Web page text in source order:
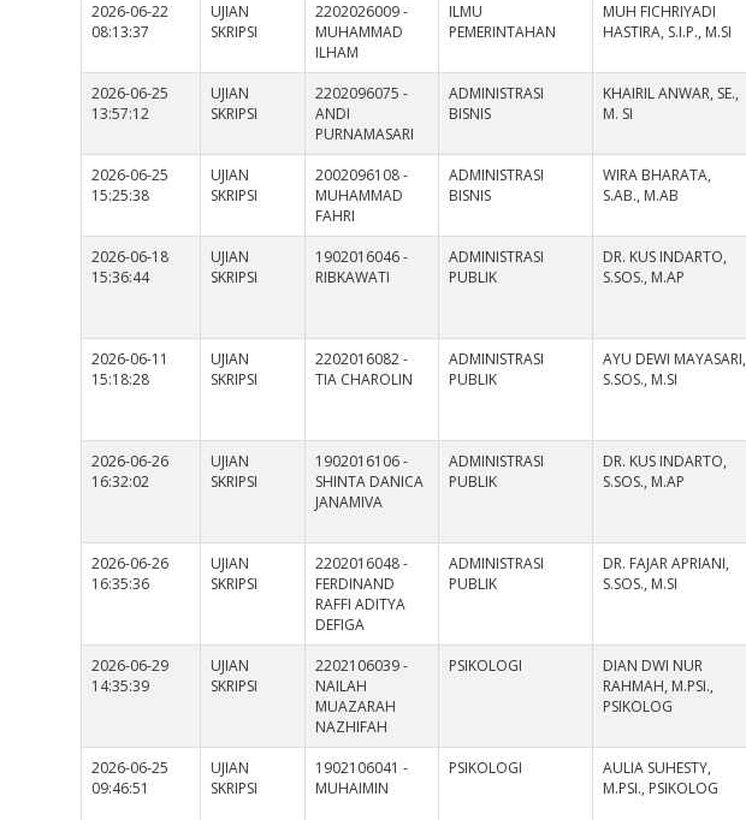
2026-06-22
08:13:37
UJIAN
SKRIPSI
2202026009 -
MUHAMMAD
ILHAM
ILMU
PEMERINTAHAN
MUH FICHRIYADI
HASTIRA, S.I.P., M.SI
2026-06-25
13:57:12
UJIAN
SKRIPSI
2202096075 -
ANDI
PURNAMASARI
ADMINISTRASI
BISNIS
KHAIRIL ANWAR, SE.,
M. SI
2026-06-25
15:25:38
UJIAN
SKRIPSI
2002096108 -
MUHAMMAD
FAHRI
ADMINISTRASI
BISNIS
WIRA BHARATA,
S.AB., M.AB
2026-06-18
15:36:44
UJIAN
SKRIPSI
1902016046 -
RIBKAWATI
ADMINISTRASI
PUBLIK
DR. KUS INDARTO,
S.SOS., M.AP
2026-06-11
15:18:28
UJIAN
SKRIPSI
2202016082 -
TIA CHAROLIN
ADMINISTRASI
PUBLIK
AYU DEWI MAYASARI,
S.SOS., M.SI
2026-06-26
16:32:02
UJIAN
SKRIPSI
1902016106 -
SHINTA DANICA
JANAMIVA
ADMINISTRASI
PUBLIK
DR. KUS INDARTO,
S.SOS., M.AP
2026-06-26
16:35:36
UJIAN
SKRIPSI
2202016048 -
FERDINAND
RAFFI ADITYA
DEFIGA
ADMINISTRASI
PUBLIK
DR. FAJAR APRIANI,
S.SOS., M.SI
2026-06-29
14:35:39
UJIAN
SKRIPSI
2202106039 -
NAILAH
MUAZARAH
NAZHIFAH
PSIKOLOGI
DIAN DWI NUR
RAHMAH, M.PSI.,
PSIKOLOG
2026-06-25
09:46:51
UJIAN
SKRIPSI
1902106041 -
MUHAIMIN
PSIKOLOGI
AULIA SUHESTY,
M.PSI., PSIKOLOG